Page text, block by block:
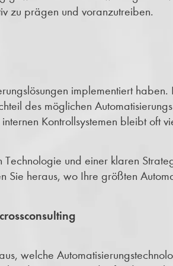
zu prägen und voranzutreiben.
implementiert
des möglichen
Kontrollsystemen bleibt oft
und einer klaren
Sie heraus, wo Ihre größten
welche